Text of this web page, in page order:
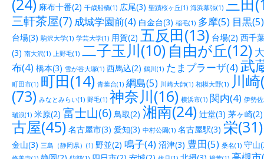
(24) 麻布十番(2) 千歳船橋(1) 広尾(3) 聖蹟桜ヶ丘(1) 海浜幕張(1) 三田
三軒茶屋(7) 成城学園前(4) 白金台(3) 稲毛(1) 多摩(5) 目黒(5)
台場(3) 駒沢大学(1) 学芸大学(1) 用賀(2) 五反田(13) 台場(2) 西千
(3) 南大沢(1) 上野毛(1) 二子玉川(10) 自由が丘(12)
布(4) 橋本(3) 雪が谷大塚(1) 西馬込(2) 鶴川(1) たまプラーザ(4)武
町田市(1) 町田(14) 青葉台(1) 綱島(5) 川崎大師(1) 相模大野(1) 川
(73) みなとみらい(1) 野毛(1) 神奈川(16) 横浜市(1) 関内(4) 伊勢
瑞浪(1) 米原(2) 富士山(6) 鳥取(2) 湘南(24) 辻堂(3) 茅ヶ崎(2)
古屋(45) 名古屋市(3) 愛知(3) 中村公園(1) 名古屋駅(3) 栄(31)
金山(3) 三島（静岡県）(1) 野並(2) 鳴子(4) 沼津(3) 豊田(5) 桑名(1) 守山